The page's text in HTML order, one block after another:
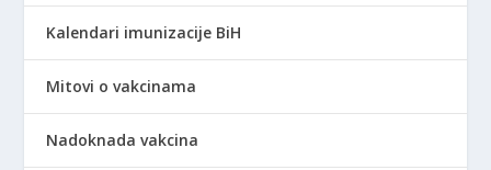
Kalendari imunizacije BiH
Mitovi o vakcinama
Nadoknada vakcina